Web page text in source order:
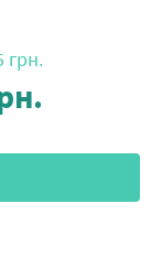
грн.